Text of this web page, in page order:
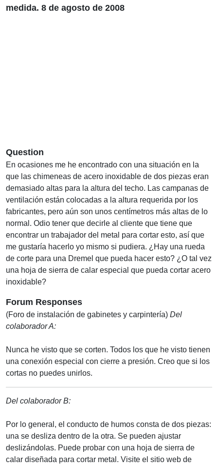
medida. 8 de agosto de 2008
Question
En ocasiones me he encontrado con una situación en la
que las chimeneas de acero inoxidable de dos piezas eran
demasiado altas para la altura del techo. Las campanas de
ventilación están colocadas a la altura requerida por los
fabricantes, pero aún son unos centímetros más altas de lo
normal. Odio tener que decirle al cliente que tiene que
encontrar un trabajador del metal para cortar esto, así que
me gustaría hacerlo yo mismo si pudiera. ¿Hay una rueda
de corte para una Dremel que pueda hacer esto? ¿O tal vez
una hoja de sierra de calar especial que pueda cortar acero
inoxidable?
Forum Responses
(Foro de instalación de gabinetes y carpintería) Del
colaborador A:
Nunca he visto que se corten. Todos los que he visto tienen
una conexión especial con cierre a presión. Creo que si los
cortas no puedes unirlos.
Del colaborador B:
Por lo general, el conducto de humos consta de dos piezas:
una se desliza dentro de la otra. Se pueden ajustar
deslizándolas. Puede probar con una hoja de sierra de
calar diseñada para cortar metal. Visite el sitio web de